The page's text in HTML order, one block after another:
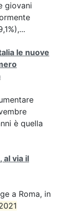
giovani
le nuove
è quella
al via il
a Roma, in